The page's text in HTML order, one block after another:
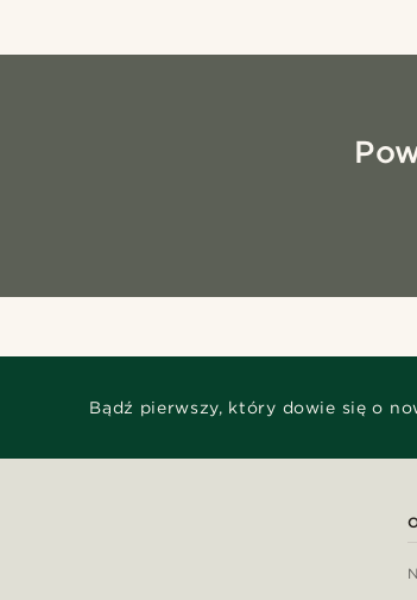
Bądź pierwszy, który dowie się o